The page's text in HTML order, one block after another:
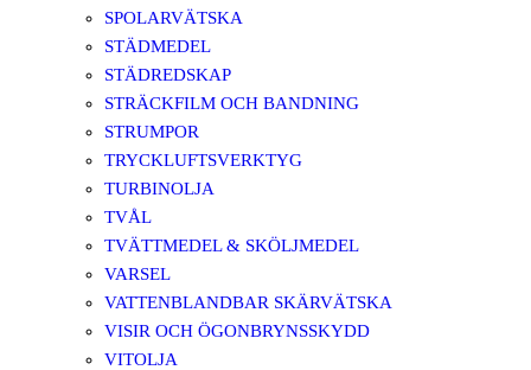
SPOLARVÄTSKA
STÄDMEDEL
STÄDREDSKAP
STRÄCKFILM OCH BANDNING
STRUMPOR
TRYCKLUFTSVERKTYG
TURBINOLJA
TVÅL
TVÄTTMEDEL & SKÖLJMEDEL
VARSEL
VATTENBLANDBAR SKÄRVÄTSKA
VISIR OCH ÖGONBRYNSSKYDD
VITOLJA